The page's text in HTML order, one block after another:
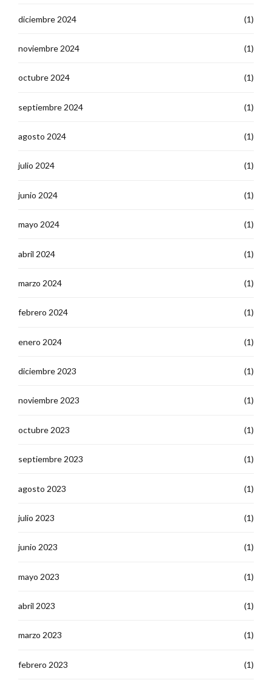
diciembre 2024 (1)
noviembre 2024 (1)
octubre 2024 (1)
septiembre 2024 (1)
agosto 2024 (1)
julio 2024 (1)
junio 2024 (1)
mayo 2024 (1)
abril 2024 (1)
marzo 2024 (1)
febrero 2024 (1)
enero 2024 (1)
diciembre 2023 (1)
noviembre 2023 (1)
octubre 2023 (1)
septiembre 2023 (1)
agosto 2023 (1)
julio 2023 (1)
junio 2023 (1)
mayo 2023 (1)
abril 2023 (1)
marzo 2023 (1)
febrero 2023 (1)